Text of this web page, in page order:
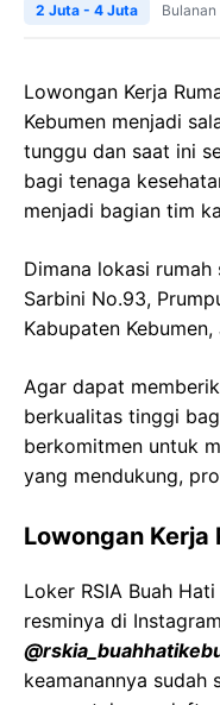
2 Juta - 4 Juta Bulanan
Lowongan Kerja
Kebumen menjadi
tunggu dan saat ini
bagi tenaga
menjadi bagian tim
Dimana lokasi
Sarbini No.93,
Kabupaten Kebumen,
Agar dapat
berkualitas tinggi
berkomitmen untuk
yang mendukung,
Lowongan Kerja
Loker RSIA Buah Hati
resminya di
@
keamanannya sudah